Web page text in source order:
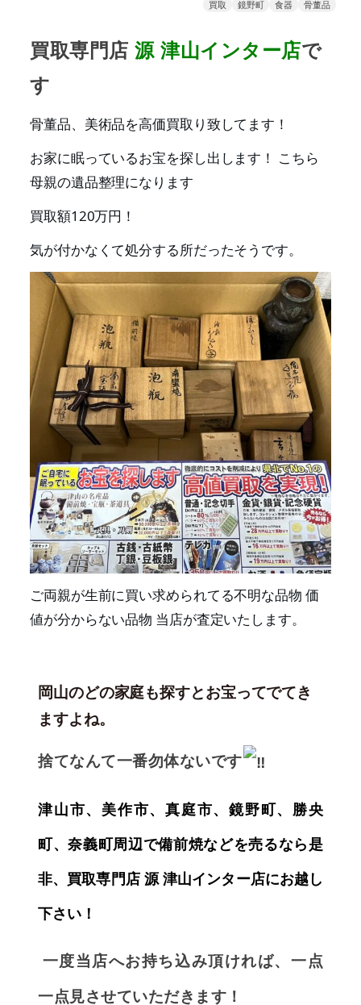
買取
鏡野町 食器 骨董品
買取専門店 源 津山インター店で
す
骨董品、美術品を高価買取り致してます！
お家に眠っているお宝を探し出します！ こちら
母親の遺品整理になります
買取額120万円！
気が付かなくて処分する所だったそうです。
ご両親が生前に買い求められてる不明な品物 価
値が分からない品物 当店が査定いたします。
岡山のどの家庭も探すとお宝ってでてき
ますよね。
捨てなんて一番勿体ないです
津山市、美作市、真庭市、鏡野町、勝央
町、奈義町周辺で備前焼などを売るなら是
非、買取専門店 源 津山インター店にお越し
下さい！
一度当店へお持ち込み頂ければ、一点
一点見させていただきます！